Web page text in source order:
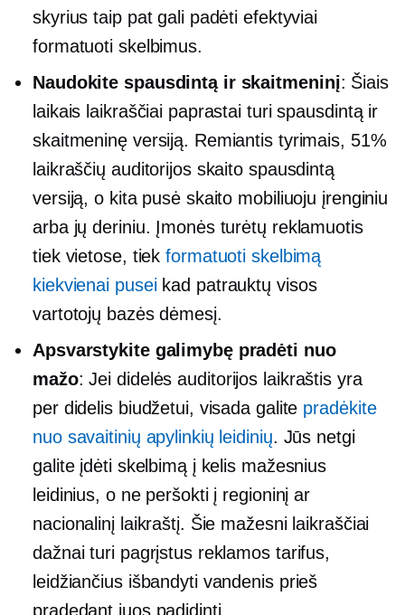
skyrius taip pat gali padėti efektyviai
formatuoti skelbimus.
Naudokite spausdintą ir skaitmeninį: Šiais
laikais laikraščiai paprastai turi spausdintą ir
skaitmeninę versiją. Remiantis tyrimais, 51%
laikraščių auditorijos skaito spausdintą
versiją, o kita pusė skaito mobiliuoju įrenginiu
arba jų deriniu. Įmonės turėtų reklamuotis
tiek vietose, tiekformatuoti skelbimą
kiekvienai puseikad patrauktų visos
vartotojų bazės dėmesį.
Apsvarstykite galimybę pradėti nuo
mažo: Jei didelės auditorijos laikraštis yra
per didelis biudžetui, visada galite pradėkite
nuo savaitinių apylinkių leidinių. Jūs netgi
galite įdėti skelbimą į kelis mažesnius
leidinius, o ne peršokti į regioninį ar
nacionalinį laikraštį. Šie mažesni laikraščiai
dažnai turi pagrįstus reklamos tarifus,
leidžiančius išbandyti vandenis prieš
pradedant juos padidinti.